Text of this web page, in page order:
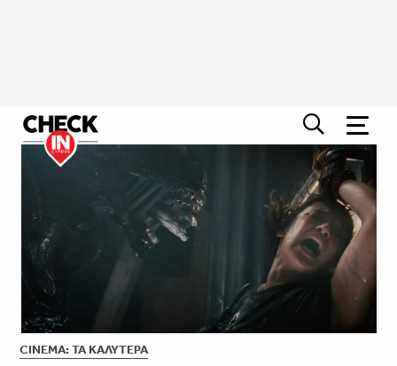
CINEMA: ΤΑ ΚΑΛΎΤΕΡΑ